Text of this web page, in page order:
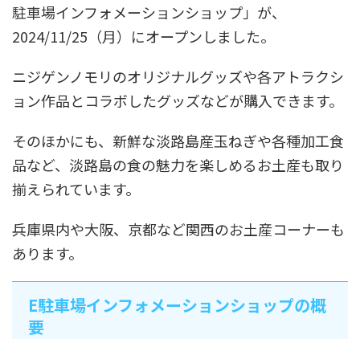
駐車場インフォメーションショップ」が、
2024/11/25（月）にオープンしました。
ニジゲンノモリのオリジナルグッズや各アトラクシ
ョン作品とコラボしたグッズなどが購入できます。
そのほかにも、新鮮な淡路島産玉ねぎや各種加工食
品など、淡路島の食の魅力を楽しめるお土産も取り
揃えられています。
兵庫県内や大阪、京都など関西のお土産コーナーも
あります。
E駐車場インフォメーションショップの概
要